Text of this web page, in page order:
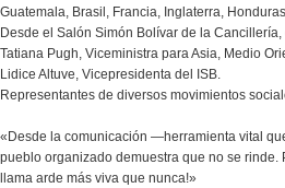
Guatemala, Brasil, Francia, Inglaterra,
Desde el Salón Simón Bolívar de la
​Tatiana Pugh, Viceministra para Asia, Medio
​Lidice Altuve, Vicepresidenta del ISB.
​Representantes de diversos movimientos
«Desde la comunicación —herramienta vital
pueblo organizado demuestra que no se rinde.
llama arde más viva que nunca!»